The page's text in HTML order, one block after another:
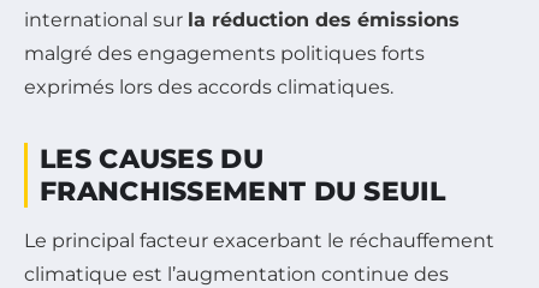
international sur la réduction des émissions
malgré des engagements politiques forts
exprimés lors des accords climatiques.
LES CAUSES DU
FRANCHISSEMENT DU SEUIL
Le principal facteur exacerbant le réchauffement
climatique est l’augmentation continue des